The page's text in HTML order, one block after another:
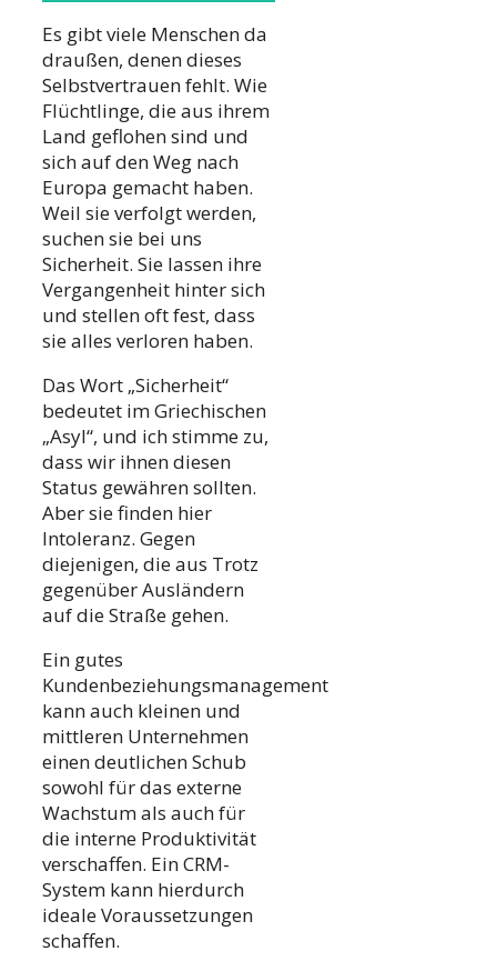
Es gibt viele Menschen da
draußen, denen dieses
Selbstvertrauen fehlt. Wie
Flüchtlinge, die aus ihrem
Land geflohen sind und
sich auf den Weg nach
Europa gemacht haben.
Weil sie verfolgt werden,
suchen sie bei uns
Sicherheit. Sie lassen ihre
Vergangenheit hinter sich
und stellen oft fest, dass
sie alles verloren haben.
Das Wort „Sicherheit“
bedeutet im Griechischen
„Asyl“, und ich stimme zu,
dass wir ihnen diesen
Status gewähren sollten.
Aber sie finden hier
Intoleranz. Gegen
diejenigen, die aus Trotz
gegenüber Ausländern
auf die Straße gehen.
Ein gutes
Kundenbeziehungsmanagement
kann auch kleinen und
mittleren Unternehmen
einen deutlichen Schub
sowohl für das externe
Wachstum als auch für
die interne Produktivität
verschaffen. Ein CRM-
System kann hierdurch
ideale Voraussetzungen
schaffen.